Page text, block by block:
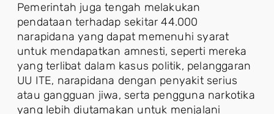
Pemerintah juga tengah melakukan
pendataan terhadap sekitar 44.000
narapidana yang dapat memenuhi syarat
untuk mendapatkan amnesti, seperti mereka
yang terlibat dalam kasus politik, pelanggaran
UU ITE, narapidana dengan penyakit serius
atau gangguan jiwa, serta pengguna narkotika
yang lebih diutamakan untuk menjalani